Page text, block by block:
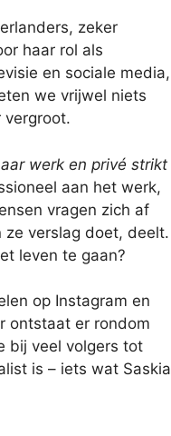
zeker
haar rol als
en sociale media,
we vrijwel niets
vergroot.
werk en privé strikt
aan het werk,
vragen zich af
ze verslag doet, deelt.
leven te gaan?
op Instagram en
ontstaat er rondom
bij veel volgers tot
is – iets wat Saskia